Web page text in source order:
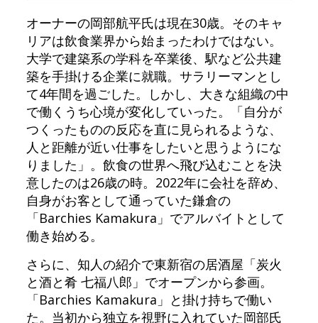
オーナーの岡部航平氏は現在30歳。そのキャ
リアは飲食業界から始まったわけではない。
大学で建築系の学科を卒業後、駅など公共建
築を手掛ける企業に就職。サラリーマンとし
て4年間を過ごした。しかし、大きな組織の中
で働くうち心境が変化していった。「自分が
つくったものの反応を直に見られるような、
人と距離が近い仕事をしたいと思うようにな
りました」。飲食の世界へ飛び込むことを決
意したのは26歳の時。2022年に会社を辞め、
自身がお客として通っていた鎌倉の
「Barchies Kamakura」でアルバイトとして
働き始める。
さらに、知人の紹介で東新宿の居酒屋「炭火
と酒と肴 七福八郎」でオープンから参画。
「Barchies Kamakura」と掛け持ちで働い
た。当初から独立を視野に入れていた岡部氏